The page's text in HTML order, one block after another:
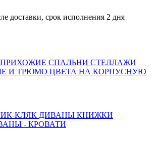
срок исполнения 2 дня
ПРИХОЖИЕ СПАЛЬНИ СТЕЛЛАЖИ
И ТРЮМО ЦВЕТА НА КОРПУСНУЮ
КЛЯК ДИВАНЫ КНИЖКИ
- КРОВАТИ